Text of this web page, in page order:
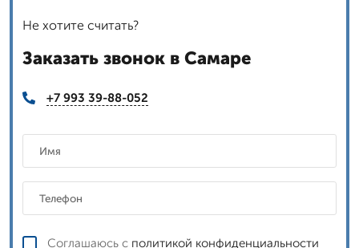
Не хотите считать?
Заказать звонок в Самаре
+7 993 39-88-052
Соглашаюсь с политикой конфиденциальности